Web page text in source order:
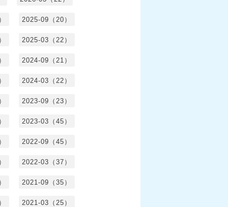
2025-09（20）
2025-03（22）
2024-09（21）
2024-03（22）
2023-09（23）
2023-03（45）
2022-09（45）
2022-03（37）
2021-09（35）
2021-03（25）